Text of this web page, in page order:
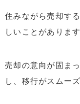
住みながら売却す
しいことがあります
売却の意向が固ま
し、移行がスムー